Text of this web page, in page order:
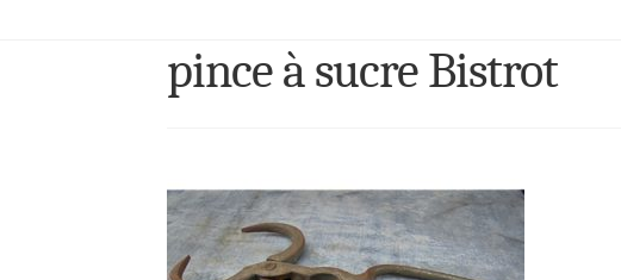
pince à sucre Bistrot